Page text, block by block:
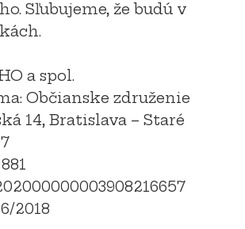
Sľubujeme, že budú v
a spol.
Občianske združenie
14, Bratislava – Staré
2018